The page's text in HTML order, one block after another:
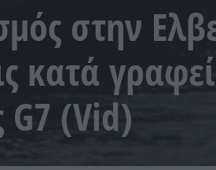
στην
κατά
G7 (Vid)